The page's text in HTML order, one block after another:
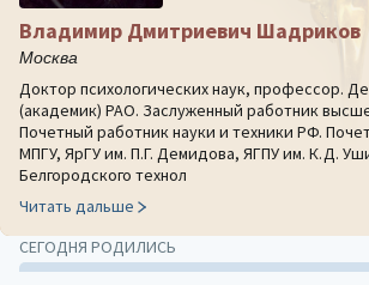
Владимир Дмитриевич Шадриков
Москва
Доктор психологических наук, профессор.
(академик) РАО. Заслуженный работник
Почетный работник науки и техники РФ.
МПГУ, ЯрГУ им. П.Г. Демидова, ЯГПУ им. К.Д.
Белгородского технол
Читать дальше
СЕГОДНЯ РОДИЛИСЬ